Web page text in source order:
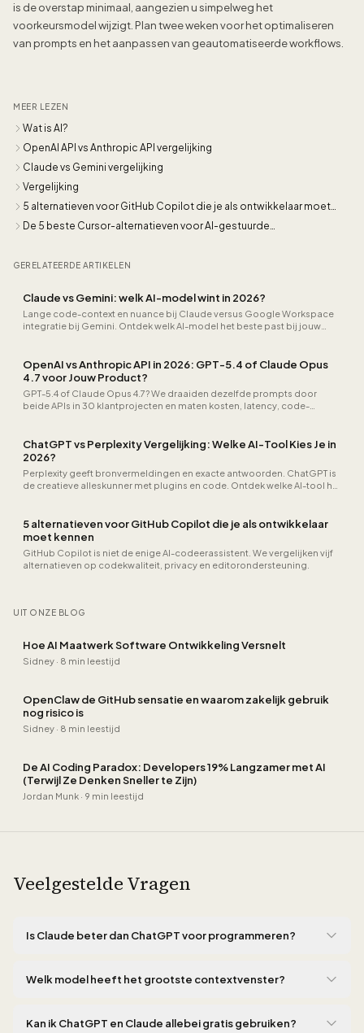
is de overstap minimaal, aangezien u simpelweg het
voorkeursmodel wijzigt. Plan twee weken voor het optimaliseren
van prompts en het aanpassen van geautomatiseerde workflows.
MEER LEZEN
Wat is AI?
OpenAI API vs Anthropic API vergelijking
Claude vs Gemini vergelijking
Vergelijking
5 alternatieven voor GitHub Copilot die je als ontwikkelaar moet
kennen
De 5 beste Cursor-alternatieven voor AI-gestuurde
GERELATEERDE ARTIKELEN
Claude vs Gemini: welk AI-model wint in 2026?
Lange code-context en nuance bij Claude versus Google Workspace
integratie bij Gemini. Ontdek welk AI-model het beste past bij jouw
OpenAI vs Anthropic API in 2026: GPT-5.4 of Claude Opus
4.7 voor Jouw Product?
GPT-5.4 of Claude Opus 4.7? We draaiden dezelfde prompts door
beide APIs in 30 klantprojecten en maten kosten, latency, code-
ChatGPT vs Perplexity Vergelijking: Welke AI-Tool Kies Je in
2026?
Perplexity geeft bronvermeldingen en exacte antwoorden. ChatGPT is
de creatieve alleskunner met plugins en code. Ontdek welke AI-tool het
5 alternatieven voor GitHub Copilot die je als ontwikkelaar
moet kennen
GitHub Copilot is niet de enige AI-codeerassistent. We vergelijken vijf
alternatieven op codekwaliteit, privacy en editorondersteuning.
UIT ONZE BLOG
Hoe AI Maatwerk Software Ontwikkeling Versnelt
Sidney · 8 min leestijd
OpenClaw de GitHub sensatie en waarom zakelijk gebruik
nog risico is
Sidney · 8 min leestijd
De AI Coding Paradox: Developers 19% Langzamer met AI
(Terwijl Ze Denken Sneller te Zijn)
Jordan Munk · 9 min leestijd
Veelgestelde Vragen
Is Claude beter dan ChatGPT voor programmeren?
de onbetwiste leider voor software-engineering taken. GPT-5.4
code-review. Beide bieden nu 1M tokens context. In de
Welk model heeft het grootste contextvenster?
en Sonnet 4.6) een contextvenster van 1 miljoen tokens. Gemini
Kan ik ChatGPT en Claude allebei gratis gebruiken?